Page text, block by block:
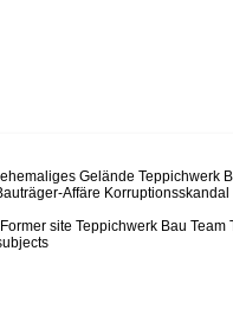
Gelände Teppichwerk
Affäre Korruptionsskandal
site Teppichwerk Bau Team